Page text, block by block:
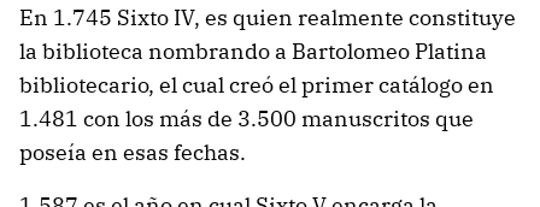
En 1.745 Sixto IV, es quien realmente constituye
la biblioteca nombrando a Bartolomeo Platina
bibliotecario, el cual creó el primer catálogo en
1.481 con los más de 3.500 manuscritos que
poseía en esas fechas.